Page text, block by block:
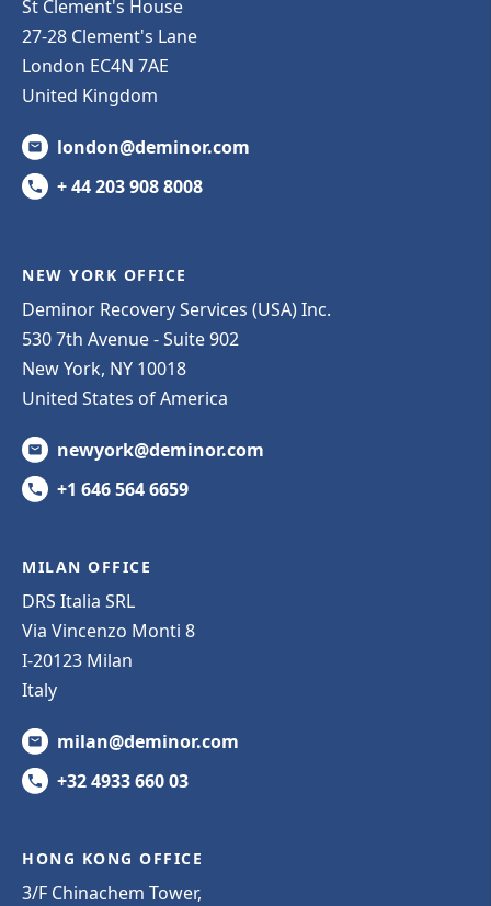
St Clement's House
27-28 Clement's Lane
London EC4N 7AE
United Kingdom
london@deminor.com
+ 44 203 908 8008
NEW YORK OFFICE
Deminor Recovery Services (USA) Inc.
530 7th Avenue - Suite 902
New York, NY 10018
United States of America
newyork@deminor.com
+1 646 564 6659
MILAN OFFICE
DRS Italia SRL
Via Vincenzo Monti 8
I-20123 Milan
Italy
milan@deminor.com
+32 4933 660 03
HONG KONG OFFICE
3/F Chinachem Tower,